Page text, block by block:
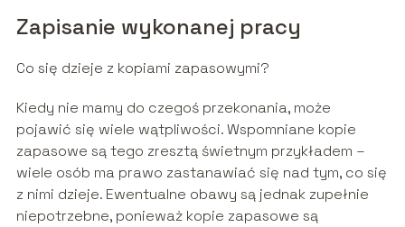
Zapisanie wykonanej pracy
Co się dzieje z kopiami zapasowymi?
Kiedy nie mamy do czegoś przekonania, może
pojawić się wiele wątpliwości. Wspomniane kopie
zapasowe są tego zresztą świetnym przykładem –
wiele osób ma prawo zastanawiać się nad tym, co się
z nimi dzieje. Ewentualne obawy są jednak zupełnie
niepotrzebne, ponieważ kopie zapasowe są